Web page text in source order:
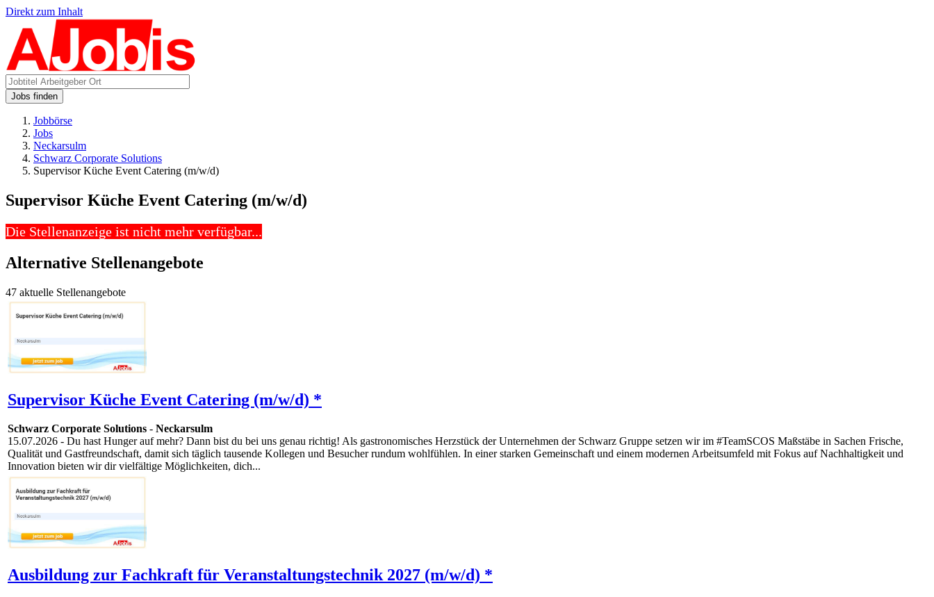
Direkt zum Inhalt
Jobs finden
Jobbörse
Jobs
Neckarsulm
Schwarz Corporate Solutions
Supervisor Küche Event Catering (m/w/d)
Supervisor Küche Event Catering (m/w/d)
Die Stellenanzeige ist nicht mehr verfügbar...
Alternative Stellenangebote
47 aktuelle Stellenangebote
Supervisor Küche Event Catering (m/w/d) *
Schwarz Corporate Solutions - Neckarsulm
15.07.2026 - Du hast Hunger auf mehr? Dann bist du bei uns genau richtig! Als gastronomisches Herzstück der Unternehmen der Schwarz Gruppe setzen wir im #TeamSCOS Maßstäbe in Sachen Frische,
Qualität und Gastfreundschaft, damit sich täglich tausende Kollegen und Besucher rundum wohlfühlen. In einer starken Gemeinschaft und einem modernen Arbeitsumfeld mit Fokus auf Nachhaltigkeit und
Innovation bieten wir dir vielfältige Möglichkeiten, dich...
Ausbildung zur Fachkraft für Veranstaltungstechnik 2027 (m/w/d) *